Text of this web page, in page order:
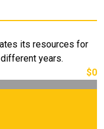
its resources for
years.
$0